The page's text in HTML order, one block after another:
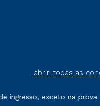
abrir todas as
exceto na